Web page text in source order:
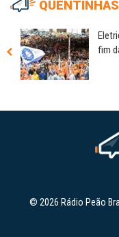
QUENTINHAS
fim
© 2026 Rádio Peão